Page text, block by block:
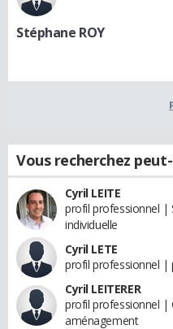
Stéphane ROY
Vous recherchez
Cyril LEITE
profil professionnel |
individuelle
Cyril LETE
profil professionnel |
Cyril LEITERER
profil professionnel |
aménagement